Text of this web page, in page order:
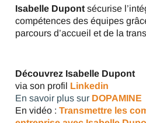
Isabelle Dupont sécurise
compétences des équipes
parcours d’accueil et de la
Découvrez Isabelle Dupont
via son profil Linkedin
En savoir plus sur DOPAMINE
En vidéo : Transmettre les